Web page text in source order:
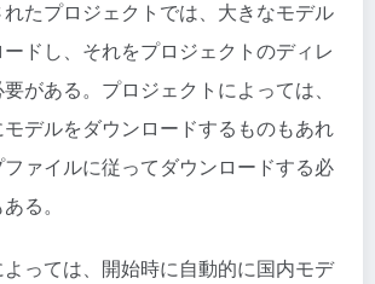
たプロジェクトでは、大きなモデル
ドし、それをプロジェクトのディレ
がある。プロジェクトによっては、
デルをダウンロードするものもあれ
ァイルに従ってダウンロードする必
る。
っては、開始時に自動的に国内モデ